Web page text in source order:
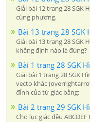
Giải bài 12 trang 28 SGK
cùng phương.
Bài 13 trang 28 SGK
Giải bài 13 trang 28 SGK
khẳng định nào là đúng?
Bài 1 trang 28 SGK
Giải bài 1 trang 28 SGK
vecto khác
đỉnh của tứ giác bằng:
Bài 2 trang 29 SGK
Cho lục giác đều ABCDEF